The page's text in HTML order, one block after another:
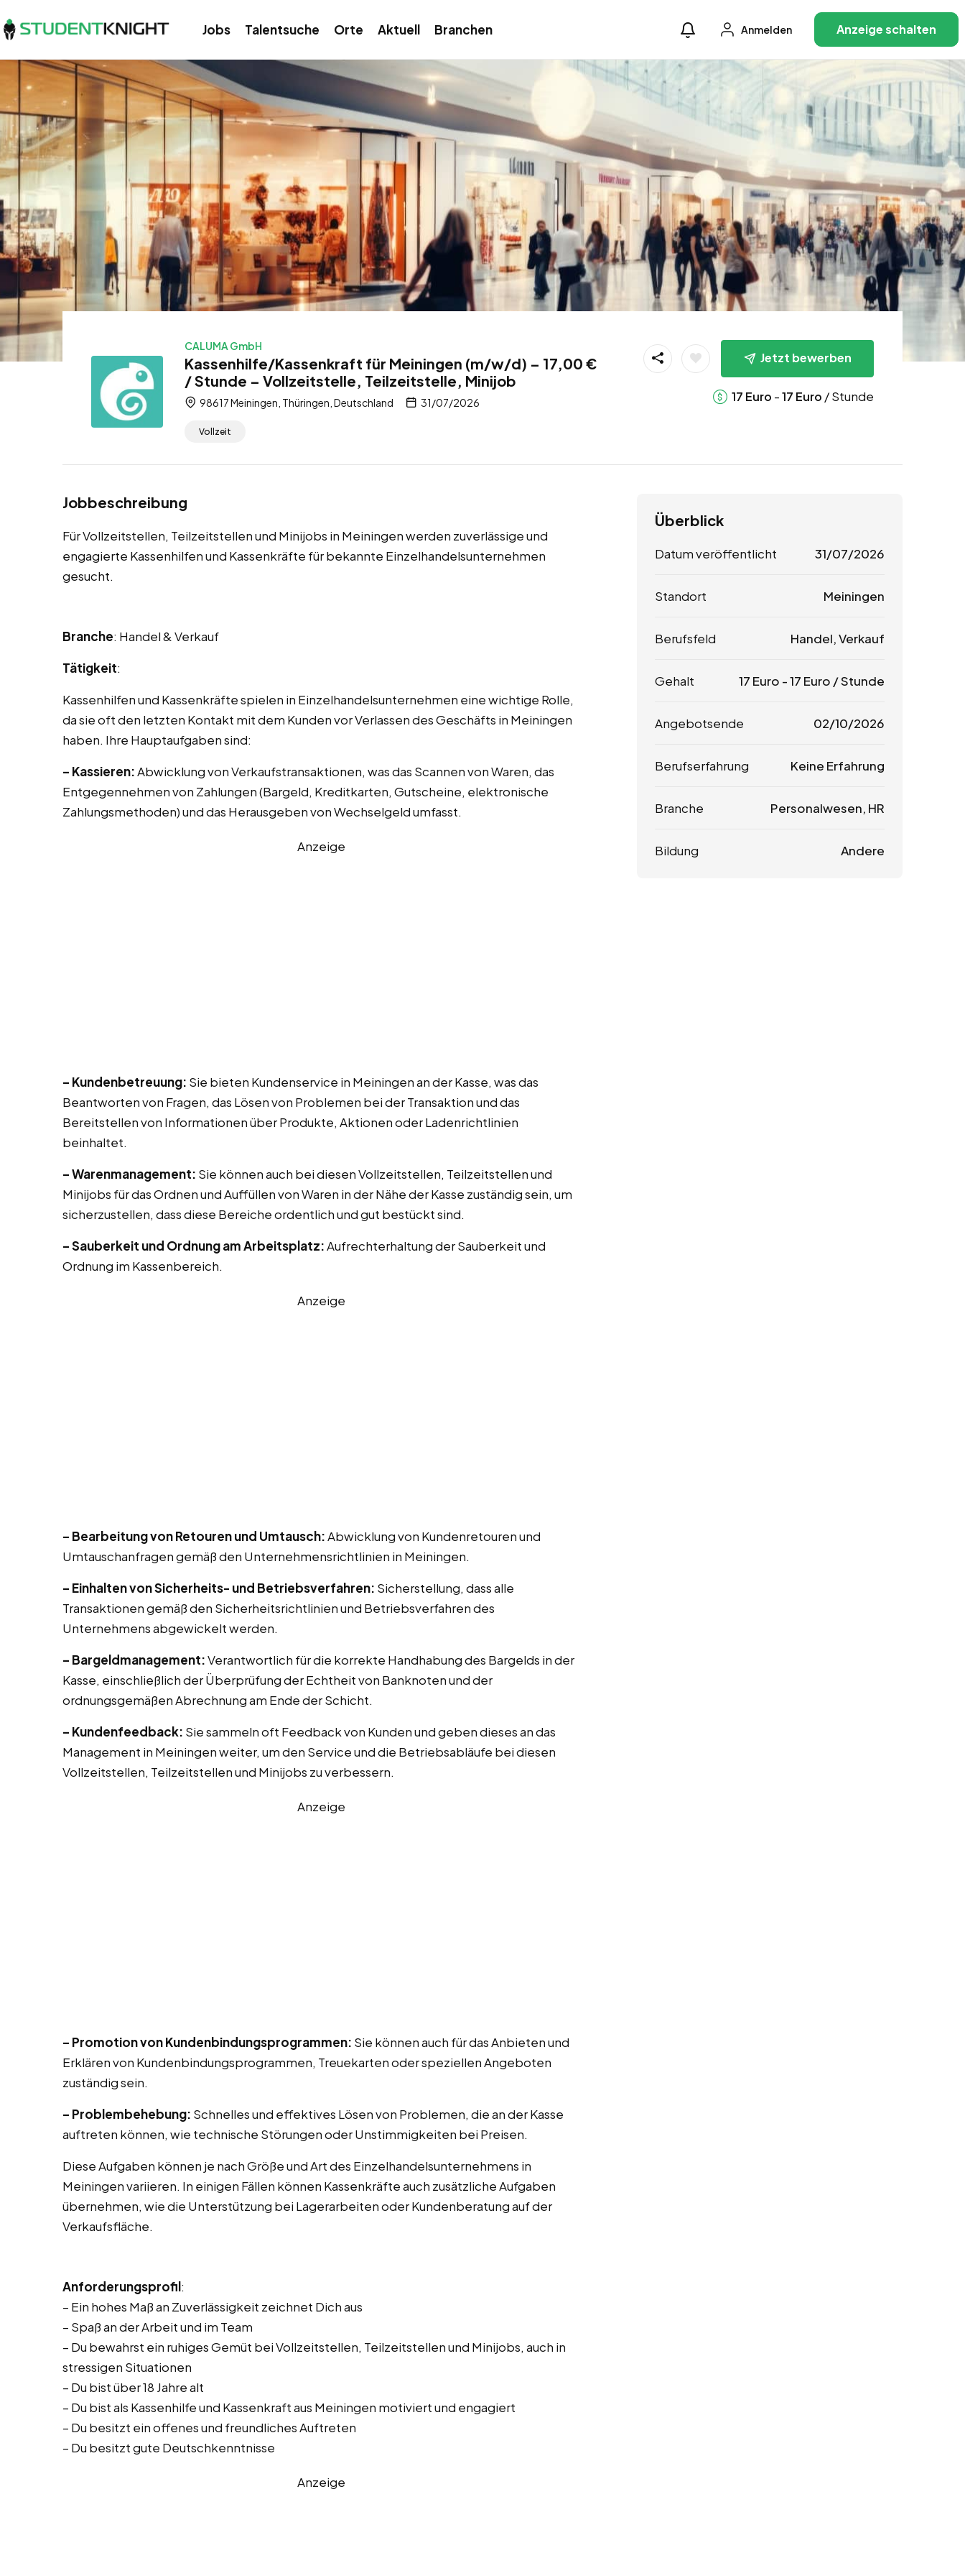
Jobs Talentsuche Orte Aktuell Branchen Anmelden Anzeige schalten
CALUMA GmbH
Kassenhilfe/Kassenkraft für Meiningen (m/w/d) – 17,00 €
/ Stunde – Vollzeitstelle, Teilzeitstelle, Minijob
98617 Meiningen, Thüringen, Deutschland 31/07/2026
Vollzeit
Jetzt bewerben
17 Euro -17 Euro / Stunde
Jobbeschreibung
Für Vollzeitstellen, Teilzeitstellen und Minijobs in Meiningen werden zuverlässige und
engagierte Kassenhilfen und Kassenkräfte für bekannte Einzelhandelsunternehmen
gesucht.
Branche: Handel & Verkauf
Tätigkeit:
Kassenhilfen und Kassenkräfte spielen in Einzelhandelsunternehmen eine wichtige Rolle,
da sie oft den letzten Kontakt mit dem Kunden vor Verlassen des Geschäfts in Meiningen
haben. Ihre Hauptaufgaben sind:
– Kassieren:Abwicklung von Verkaufstransaktionen, was das Scannen von Waren, das
Entgegennehmen von Zahlungen (Bargeld, Kreditkarten, Gutscheine, elektronische
Zahlungsmethoden) und das Herausgeben von Wechselgeld umfasst.
Anzeige
– Kundenbetreuung: Sie bieten Kundenservice in Meiningen an der Kasse, was das
Beantworten von Fragen, das Lösen von Problemen bei der Transaktion und das
Bereitstellen von Informationen über Produkte, Aktionen oder Ladenrichtlinien
beinhaltet.
– Warenmanagement: Sie können auch bei diesen Vollzeitstellen, Teilzeitstellen und
Minijobs für das Ordnen und Auffüllen von Waren in der Nähe der Kasse zuständig sein, um
sicherzustellen, dass diese Bereiche ordentlich und gut bestückt sind.
– Sauberkeit und Ordnung am Arbeitsplatz:Aufrechterhaltung der Sauberkeit und
Ordnung im Kassenbereich.
Anzeige
– Bearbeitung von Retouren und Umtausch:Abwicklung von Kundenretouren und
Umtauschanfragen gemäß den Unternehmensrichtlinien in Meiningen.
– Einhalten von Sicherheits- und Betriebsverfahren: Sicherstellung, dass alle
Transaktionen gemäß den Sicherheitsrichtlinien und Betriebsverfahren des
Unternehmens abgewickelt werden.
– Bargeldmanagement:Verantwortlich für die korrekte Handhabung des Bargelds in der
Kasse, einschließlich der Überprüfung der Echtheit von Banknoten und der
ordnungsgemäßen Abrechnung am Ende der Schicht.
– Kundenfeedback: Sie sammeln oft Feedback von Kunden und geben dieses an das
Management in Meiningen weiter, um den Service und die Betriebsabläufe bei diesen
Vollzeitstellen, Teilzeitstellen und Minijobs zu verbessern.
Anzeige
– Promotion von Kundenbindungsprogrammen: Sie können auch für das Anbieten und
Erklären von Kundenbindungsprogrammen, Treuekarten oder speziellen Angeboten
zuständig sein.
– Problembehebung: Schnelles und effektives Lösen von Problemen, die an der Kasse
auftreten können, wie technische Störungen oder Unstimmigkeiten bei Preisen.
Diese Aufgaben können je nach Größe und Art des Einzelhandelsunternehmens in
Meiningen variieren. In einigen Fällen können Kassenkräfte auch zusätzliche Aufgaben
übernehmen, wie die Unterstützung bei Lagerarbeiten oder Kundenberatung auf der
Verkaufsfläche.
Anforderungsprofil:
– Ein hohes Maß an Zuverlässigkeit zeichnet Dich aus
– Spaß an der Arbeit und im Team
– Du bewahrst ein ruhiges Gemüt bei Vollzeitstellen, Teilzeitstellen und Minijobs, auch in
stressigen Situationen
– Du bist über 18 Jahre alt
– Du bist als Kassenhilfe und Kassenkraft aus Meiningen motiviert und engagiert
– Du besitzt ein offenes und freundliches Auftreten
– Du besitzt gute Deutschkenntnisse
Anzeige
Überblick
Datum veröffentlicht 31/07/2026
Standort Meiningen
Berufsfeld Handel, Verkauf
Gehalt 17 Euro -17 Euro / Stunde
Angebotsende 02/10/2026
Berufserfahrung Keine Erfahrung
Branche Personalwesen, HR
Bildung Andere